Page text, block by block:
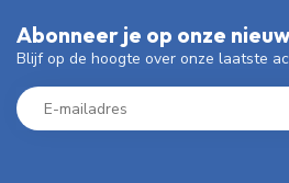
Abonneer je op onze
Blijf op de hoogte over onze laatste